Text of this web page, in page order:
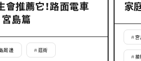
會推薦它！路面電車
宮島篇
周邊 #逛街
家
#
#接